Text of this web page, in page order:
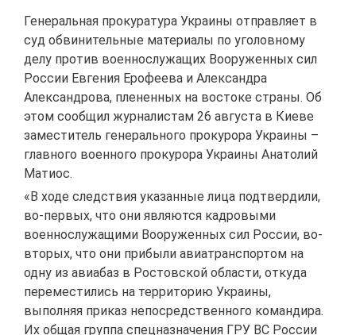
Генеральная прокуратура Украины отправляет в
суд обвинительные материалы по уголовному
делу против военнослужащих Вооруженных сил
России Евгения Ерофеева и Александра
Александрова, плененных на востоке страны. Об
этом сообщил журналистам 26 августа в Киеве
заместитель генерального прокурора Украины –
главного военного прокурора Украины Анатолий
Матиос.
«В ходе следствия указанные лица подтвердили,
во-первых, что они являются кадровыми
военнослужащими Вооруженных сил России, во-
вторых, что они прибыли авиатранспортом на
одну из авиабаз в Ростовской области, откуда
переместились на территорию Украины,
выполняя приказ непосредственного командира.
Их общая группа спецназначения ГРУ ВС России